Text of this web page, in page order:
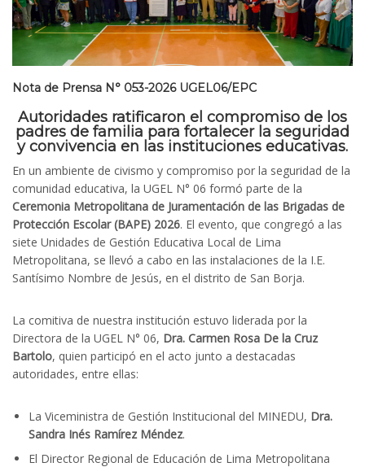
Nota de Prensa N° 053-2026 UGEL06/EPC
Autoridades ratificaron el compromiso de los
padres de familia para fortalecer la seguridad
y convivencia en las instituciones educativas.
En un ambiente de civismo y compromiso por la seguridad de la
comunidad educativa, la UGEL N° 06 formó parte de la
Ceremonia Metropolitana de Juramentación de las Brigadas de
Protección Escolar (BAPE) 2026. El evento, que congregó a las
siete Unidades de Gestión Educativa Local de Lima
Metropolitana, se llevó a cabo en las instalaciones de la I.E.
Santísimo Nombre de Jesús, en el distrito de San Borja.
La comitiva de nuestra institución estuvo liderada por la
Directora de la UGEL N° 06, Dra. Carmen Rosa De la Cruz
Bartolo, quien participó en el acto junto a destacadas
autoridades, entre ellas:
La Viceministra de Gestión Institucional del MINEDU, Dra.
Sandra Inés Ramírez Méndez.
El Director Regional de Educación de Lima Metropolitana